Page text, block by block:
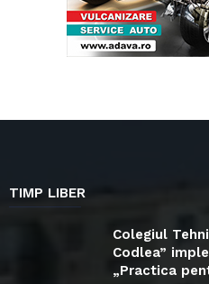
TIMP LIBER
Colegiul
Codlea”
„Practica